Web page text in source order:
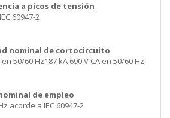
a picos de tensión
60947-2
nominal de cortocircuito
en 50/60 Hz187 kA 690 V CA en 50/60 Hz
de empleo
acorde a IEC 60947-2